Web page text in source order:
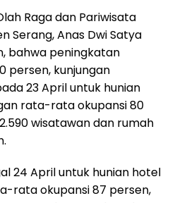
Raga dan Pariwisata
Serang, Anas Dwi Satya
bahwa peningkatan
persen, kunjungan
23 April untuk hunian
rata-rata okupansi 80
wisatawan dan rumah
24 April untuk hunian hotel
rata okupansi 87 persen,